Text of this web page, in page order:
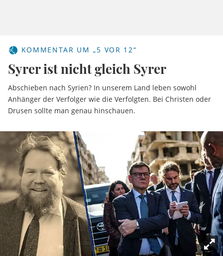
KOMMENTAR UM „5 VOR 12“
Syrer ist nicht gleich Syrer
Abschieben nach Syrien? In unserem Land leben sowohl
Anhänger der Verfolger wie die Verfolgten. Bei Christen oder
Drusen sollte man genau hinschauen.